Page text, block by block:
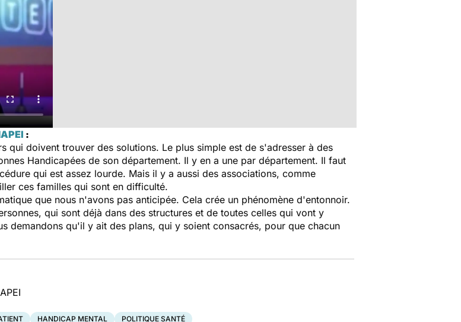
:
qui doivent trouver des solutions. Le plus simple est de s'adresser à des
Handicapées de son département. Il y en a une par département. Il faut
qui est assez lourde. Mais il y a aussi des associations, comme
ces familles qui sont en difficulté.
que nous n'avons pas anticipée. Cela crée un phénomène d'entonnoir.
qui sont déjà dans des structures et de toutes celles qui vont y
demandons qu'il y ait des plans, qui y soient consacrés, pour que chacun
HANDICAP MENTAL POLITIQUE SANTÉ